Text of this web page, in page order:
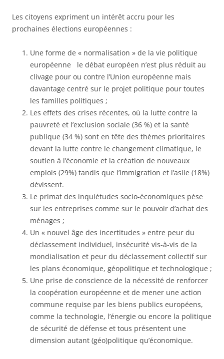
Les citoyens expriment un intérêt accru pour les
prochaines élections européennes :
Une forme de « normalisation » de la vie politique
européenne le débat européen n’est plus réduit au
clivage pour ou contre l’Union européenne mais
davantage centré sur le projet politique pour toutes
les familles politiques ;
Les effets des crises récentes, où la lutte contre la
pauvreté et l’exclusion sociale (36 %) et la santé
publique (34 %) sont en tête des thèmes prioritaires
devant la lutte contre le changement climatique, le
soutien à l’économie et la création de nouveaux
emplois (29%) tandis que l’immigration et l’asile (18%)
dévissent.
Le primat des inquiétudes socio-économiques pèse
sur les entreprises comme sur le pouvoir d’achat des
ménages ;
Un « nouvel âge des incertitudes » entre peur du
déclassement individuel, insécurité vis-à-vis de la
mondialisation et peur du déclassement collectif sur
les plans économique, géopolitique et technologique ;
Une prise de conscience de la nécessité de renforcer
la coopération européenne et de mener une action
commune requise par les biens publics européens,
comme la technologie, l’énergie ou encore la politique
de sécurité de défense et tous présentent une
dimension autant (géo)politique qu’économique.